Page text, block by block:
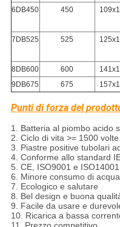
6DB450
450
7DB525 525
8DB600 600
9DB675
675
Punti di forza del
1. Batteria al piombo acido
2. Ciclo di vita >= 1500 volte.
3. Piastre positive tubolari
4. Conforme allo standard
5. CE, ISO9001 e
6. Minore consumo di
7. Ecologico e salutare
8. Bel design e buona
9. Facile da usare e
10. Ricarica a bassa